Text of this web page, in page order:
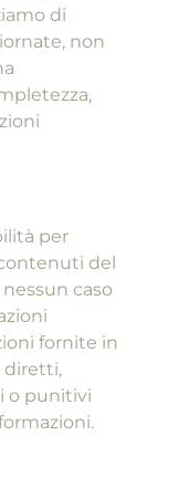
di
non
per
del
caso
fornite in
diretti,
o punitivi